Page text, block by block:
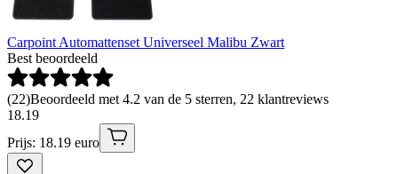
Carpoint Automattenset Universeel Malibu Zwart
Best beoordeeld
(22)Beoordeeld met 4.2 van de 5 sterren, 22 klantreviews
18.19
Prijs: 18.19 euro